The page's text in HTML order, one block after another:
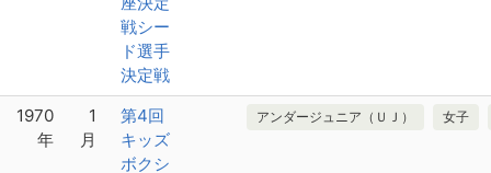
戦シー
ド選手
決定戦
1970
年
1
月
第4回
キッズ
ボクシ
アンダージュニア（ＵＪ） 女子